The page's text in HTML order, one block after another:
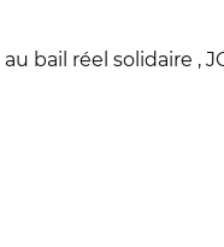
bail réel solidaire ,